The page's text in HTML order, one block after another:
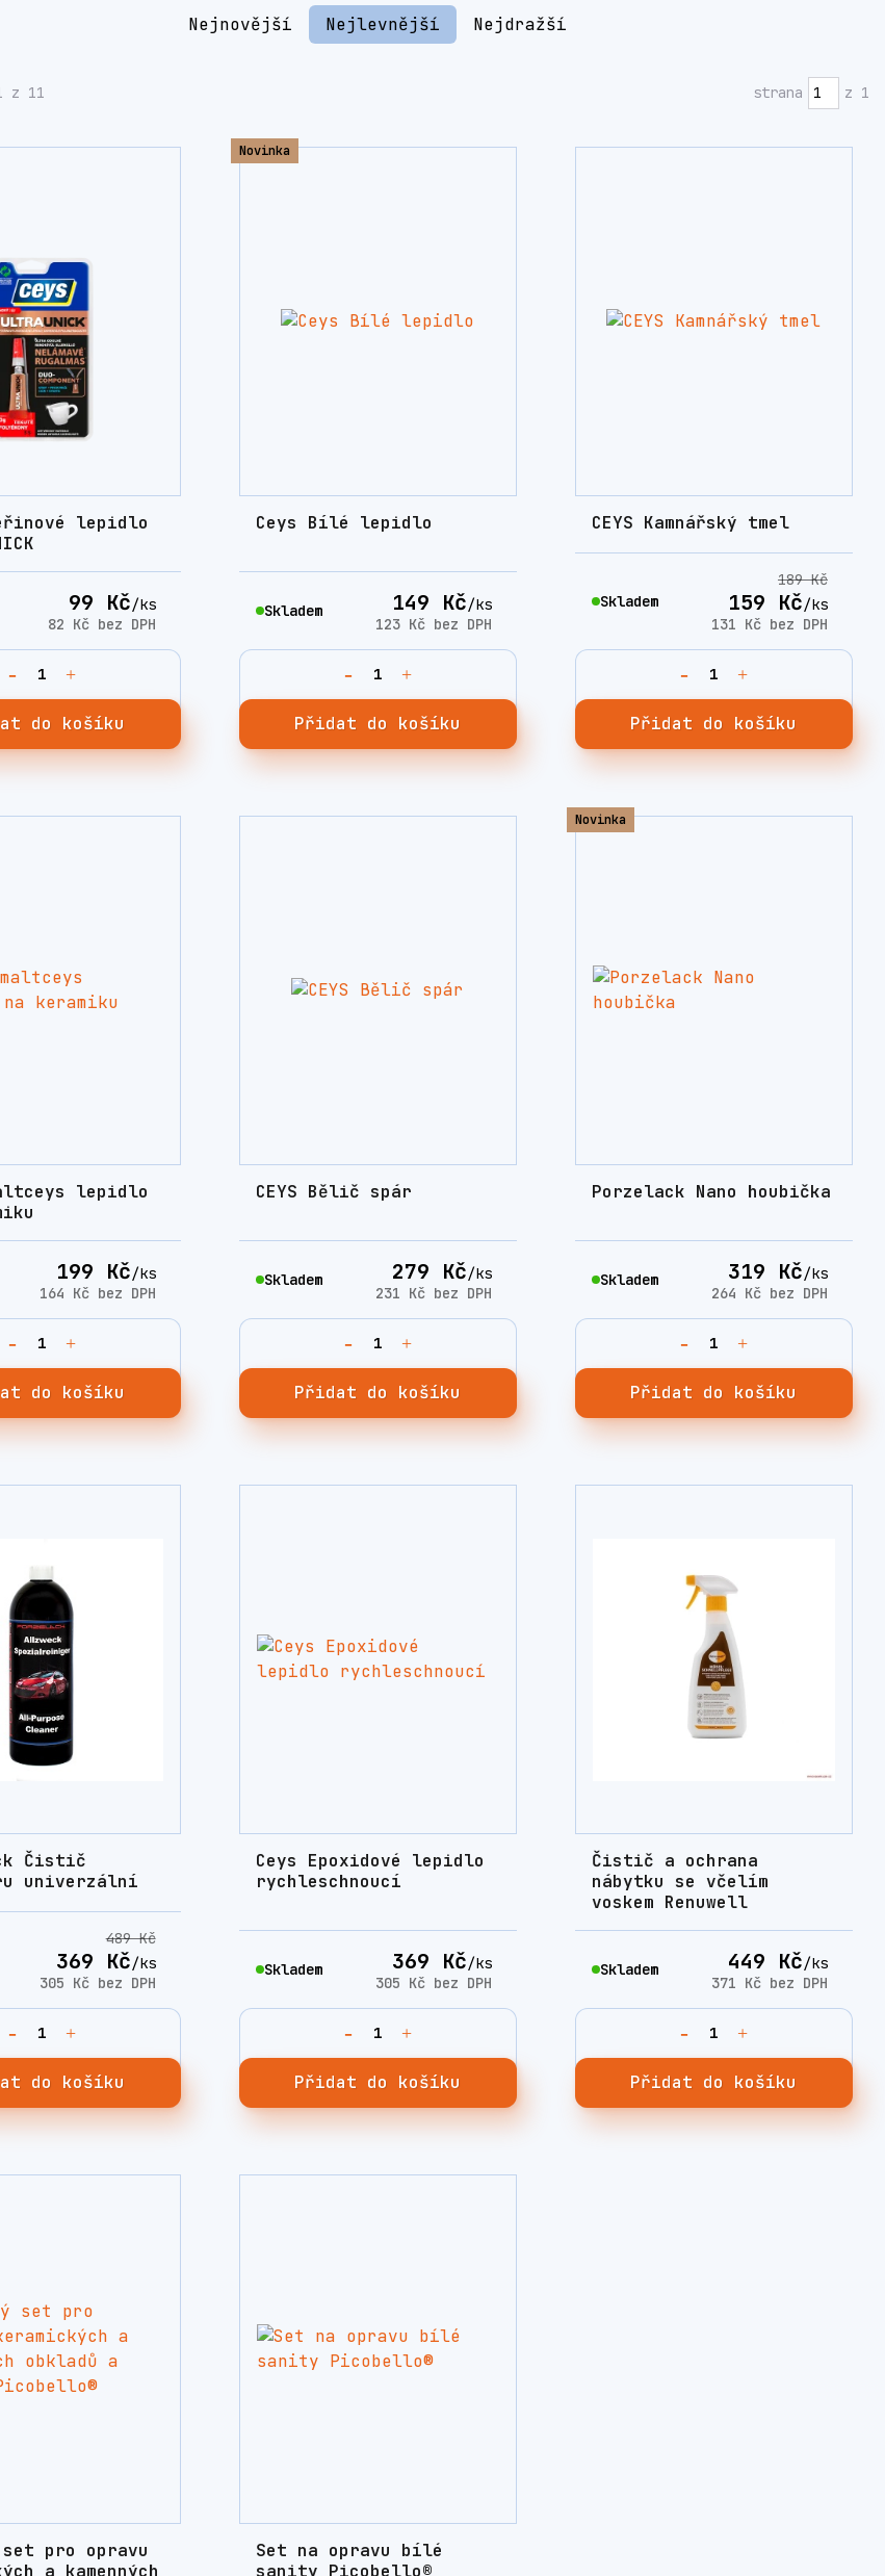
Nejnovější Nejlevnější Nejdražší
z 11 strana z 1
lepidlo
99 Kč/ks
82 Kč bez DPH
do košíku
Novinka
Ceys Bílé lepidlo
149 Kč/ks
123 Kč bez DPH
Skladem
Přidat do košíku
CEYS Kamnářský tmel
189 Kč
159 Kč/ks
131 Kč bez DPH
Skladem
Přidat do košíku
lepidlo
199 Kč/ks
164 Kč bez DPH
do košíku
CEYS Bělič spár
279 Kč/ks
231 Kč bez DPH
Skladem
Přidat do košíku
Novinka
Porzelack Nano houbička
319 Kč/ks
264 Kč bez DPH
Skladem
Přidat do košíku
Čistič
univerzální
489 Kč
369 Kč/ks
305 Kč bez DPH
do košíku
Ceys Epoxidové lepidlo
rychleschnoucí
369 Kč/ks
305 Kč bez DPH
Skladem
Přidat do košíku
Čistič a ochrana
nábytku se včelím
voskem Renuwell
449 Kč/ks
371 Kč bez DPH
Skladem
Přidat do košíku
set pro opravu
a kamenných
Set na opravu bílé
sanity Picobello®